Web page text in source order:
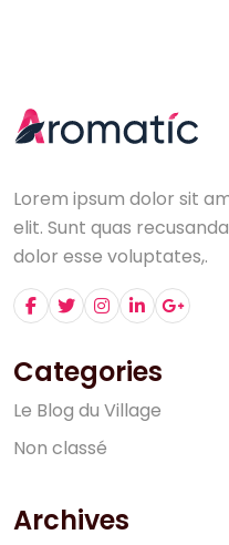
Lorem ipsum dolor sit
elit. Sunt quas
dolor esse voluptates,.
Categories
Le Blog du Village
Non classé
Archives